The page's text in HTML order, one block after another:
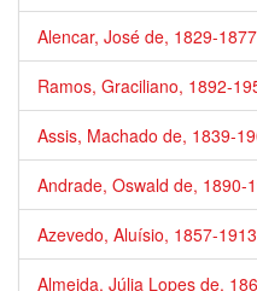
Alencar, José de, 1829-1877
Ramos, Graciliano, 1892-
Assis, Machado de, 1839-
Andrade, Oswald de, 1890-
Azevedo, Aluísio, 1857-1913
Almeida, Júlia Lopes de,